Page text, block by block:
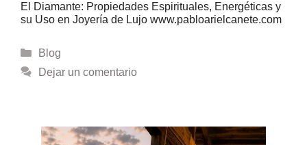
El Diamante: Propiedades Espirituales, Energéticas y
su Uso en Joyería de Lujo www.pabloarielcanete.com
Categorías
Blog
Dejar un comentario